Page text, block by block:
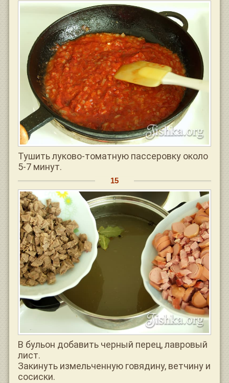
Тушить луково-томатную пассеровку около
5-7 минут.
В бульон добавить черный перец, лавровый
лист.
Закинуть измельченную говядину, ветчину и
сосиски.